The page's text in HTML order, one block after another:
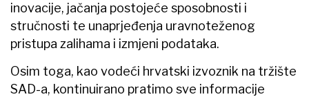
inovacije, jačanja postojeće sposobnosti i
stručnosti te unaprjeđenja uravnoteženog
pristupa zalihama i izmjeni podataka.
Osim toga, kao vodeći hrvatski izvoznik na tržište
SAD-a, kontinuirano pratimo sve informacije